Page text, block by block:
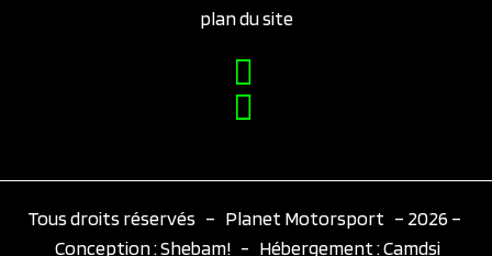
plan du site
Tous droits réservés – Planet Motorsport – 2026 –
Conception :Shebam! - Hébergement :Camdsi